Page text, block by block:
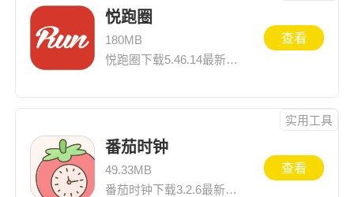
悦跑圈
180MB
悦跑圈下载5.46.14最新版，历史版本安装尽在一米游网，同时还可以查看最新版悦跑圈5.46.14介绍、应用截图、网友评论等悦跑圈下载安装信息
查看
番茄时钟
49.33MB
番茄时钟下载3.2.6最新版，历史版本安装尽在一米游网，同时还可以查看最新版番茄时钟3.2.6介绍、应用截图、网友评论等番茄时钟下载安装信息
查看
实用工具